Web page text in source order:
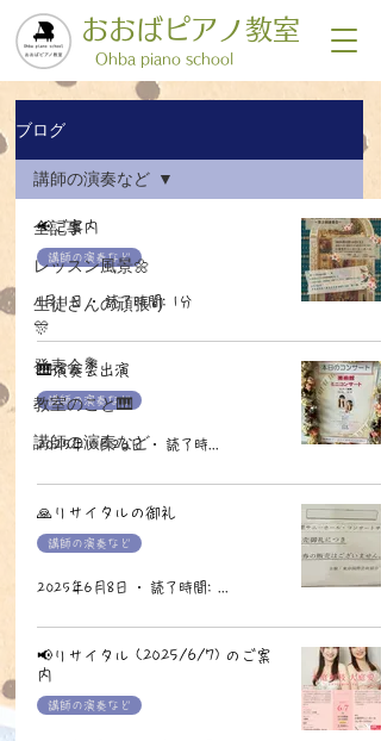
おおばピアノ教室
​Ohba piano school
ブログ
全記事
レッスン風景🌼
生徒さんの頑張り
🎊
発表会💐
教室のこと🎹
講師の演奏など
講師の演奏など
📢ご案内
講師の演奏など
1月11日 読了時間: 1分
🎹演奏会出演
講師の演奏など
2025年10月26日
🙏リサイタルの御礼
講師の演奏など
2025年6月8日
📢リサイタル (2025/6/7) のご案
内
講師の演奏など